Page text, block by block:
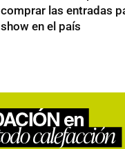
comprar las entradas
show en el país